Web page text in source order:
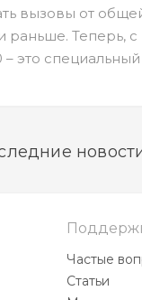
вызовы от
раньше. Теперь,
– это
Частые
Статьи